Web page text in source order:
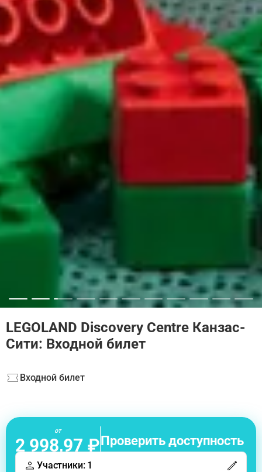
LEGOLAND Discovery Centre Канзас-
Сити: Входной билет
Входной билет
от
2 998,97 ₽ Проверить доступность
Участники: 1